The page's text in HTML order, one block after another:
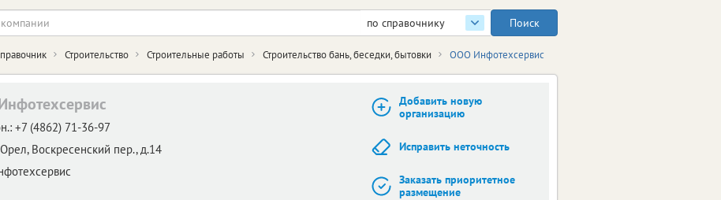
по справочнику
Строительство Строительные работы Строительство бань, беседки, бытовки ООО Инфотехсервис
+7 (4862) 71-36-97
Орел, Воскресенский пер., д.14
Добавить новую
организацию
Исправить неточность
Заказать приоритетное
размещение